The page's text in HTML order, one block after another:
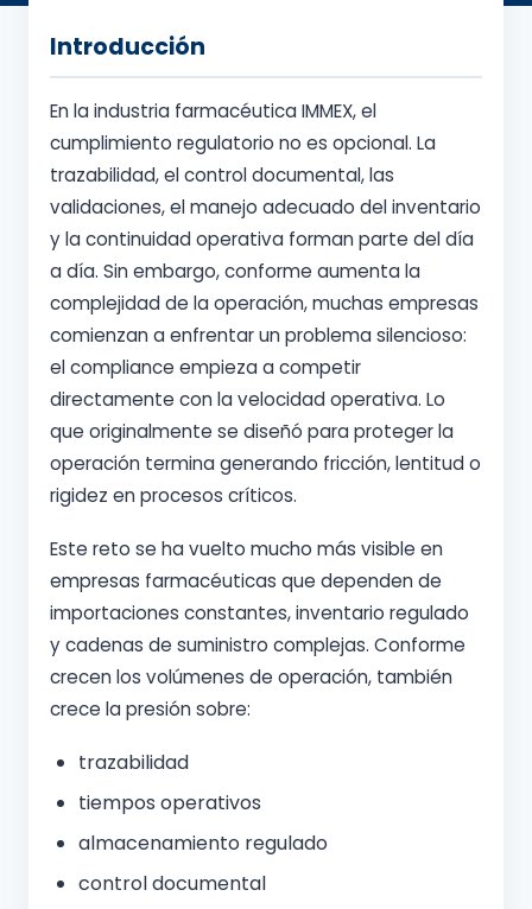
Introducción
En la industria farmacéutica IMMEX, el
cumplimiento regulatorio no es opcional. La
trazabilidad, el control documental, las
validaciones, el manejo adecuado del inventario
y la continuidad operativa forman parte del día
a día. Sin embargo, conforme aumenta la
complejidad de la operación, muchas empresas
comienzan a enfrentar un problema silencioso:
el compliance empieza a competir
directamente con la velocidad operativa. Lo
que originalmente se diseñó para proteger la
operación termina generando fricción, lentitud o
rigidez en procesos críticos.
Este reto se ha vuelto mucho más visible en
empresas farmacéuticas que dependen de
importaciones constantes, inventario regulado
y cadenas de suministro complejas. Conforme
crecen los volúmenes de operación, también
crece la presión sobre:
trazabilidad
tiempos operativos
almacenamiento regulado
control documental